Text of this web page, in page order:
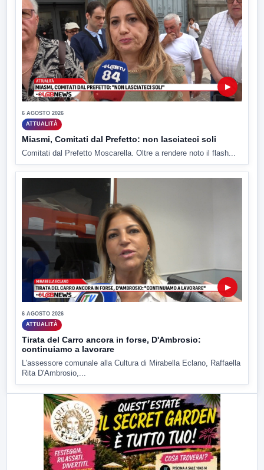
▶
6 AGOSTO 2026
ATTUALITÀ
Miasmi, Comitati dal Prefetto: non lasciateci soli
Comitati dal Prefetto Moscarella. Oltre a rendere noto il flash...
▶
6 AGOSTO 2026
ATTUALITÀ
Tirata del Carro ancora in forse, D'Ambrosio:
continuiamo a lavorare
L'assessore comunale alla Cultura di Mirabella Eclano, Raffaella
Rita D'Ambrosio,...